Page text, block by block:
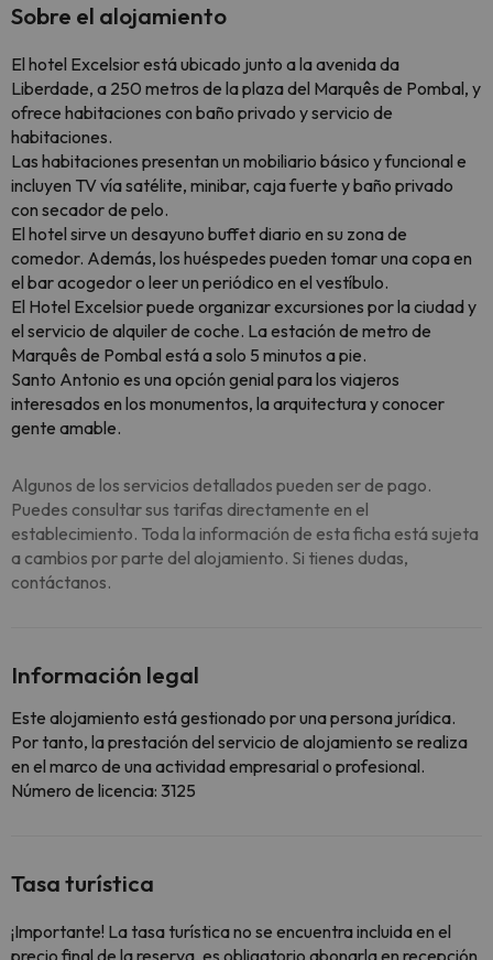
Sobre el alojamiento
El hotel Excelsior está ubicado junto a la avenida da
Liberdade, a 250 metros de la plaza del Marquês de Pombal, y
ofrece habitaciones con baño privado y servicio de
habitaciones.
Las habitaciones presentan un mobiliario básico y funcional e
incluyen TV vía satélite, minibar, caja fuerte y baño privado
con secador de pelo.
El hotel sirve un desayuno buffet diario en su zona de
comedor. Además, los huéspedes pueden tomar una copa en
el bar acogedor o leer un periódico en el vestíbulo.
El Hotel Excelsior puede organizar excursiones por la ciudad y
el servicio de alquiler de coche. La estación de metro de
Marquês de Pombal está a solo 5 minutos a pie.
Santo Antonio es una opción genial para los viajeros
interesados en los monumentos, la arquitectura y conocer
gente amable.
Algunos de los servicios detallados pueden ser de pago.
Puedes consultar sus tarifas directamente en el
establecimiento. Toda la información de esta ficha está sujeta
a cambios por parte del alojamiento. Si tienes dudas,
contáctanos.
Información legal
Este alojamiento está gestionado por una persona jurídica.
Por tanto, la prestación del servicio de alojamiento se realiza
en el marco de una actividad empresarial o profesional.
Número de licencia: 3125
Tasa turística
¡Importante! La tasa turística no se encuentra incluida en el